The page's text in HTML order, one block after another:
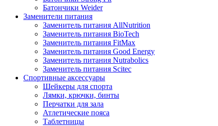
Батончики Weider
Заменители питания
Заменитель питания AllNutrition
Заменитель питания BioTech
Заменитель питания FitMax
Заменитель питания Good Energy
Заменитель питания Nutrabolics
Заменитель питания Scitec
Спортивные аксессуары
Шейкеры для спорта
Лямки, крючки, бинты
Перчатки для зала
Атлетические пояса
Таблетницы